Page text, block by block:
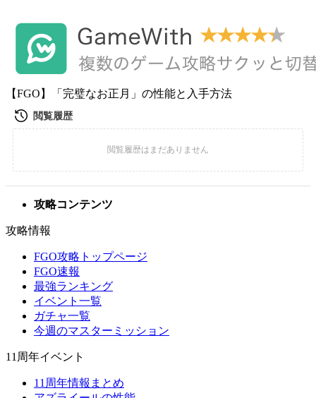
【FGO】「完璧なお正月」の性能と入手方法
攻略コンテンツ
攻略情報
FGO攻略トップページ
FGO速報
最強ランキング
イベント一覧
ガチャ一覧
今週のマスターミッション
11周年イベント
11周年情報まとめ